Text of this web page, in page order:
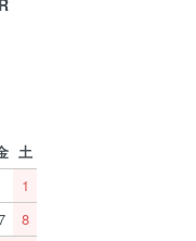
土
1
8